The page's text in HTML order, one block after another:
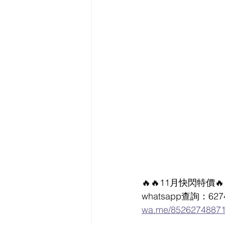
🔥🔥11月快閃特價
whatsapp查詢：
wa.me/85262748871